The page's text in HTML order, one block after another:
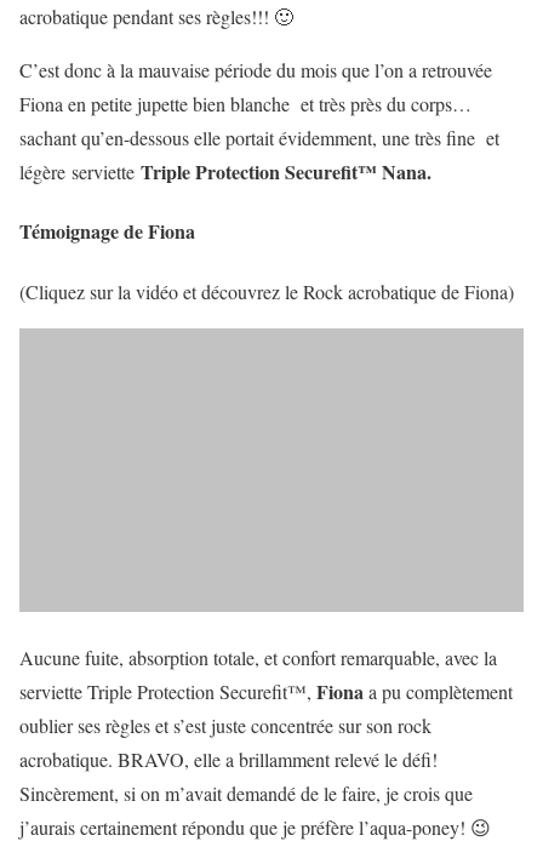
acrobatique pendant ses règles!!! 🙂
C’est donc à la mauvaise période du mois que l’on a retrouvée
Fiona en petite jupette bien blanche et très près du corps…
sachant qu’en-dessous elle portait évidemment, une très fine et
légère serviette Triple Protection Securefit™ Nana.
Témoignage de Fiona
(Cliquez sur la vidéo et découvrez le Rock acrobatique de Fiona)
Aucune fuite, absorption totale, et confort remarquable, avec la
servietteTriple Protection Securefit™, Fionaa pu complètement
oublier ses règles et s’est juste concentrée sur son rock
acrobatique. BRAVO, elle a brillamment relevé le défi!
Sincèrement, si on m’avait demandé de le faire, je crois que
j’aurais certainement répondu que je préfère l’aqua-poney! 😉